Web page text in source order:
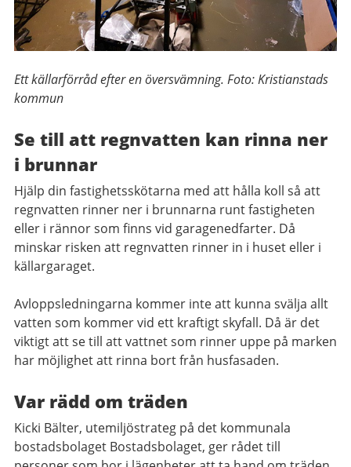
Ett källarförråd efter en översvämning. Foto: Kristianstads
kommun
Se till att regnvatten kan rinna ner
i brunnar
Hjälp din fastighetsskötarna med att hålla koll så att
regnvatten rinner ner i brunnarna runt fastigheten
eller i rännor som finns vid garagenedfarter. Då
minskar risken att regnvatten rinner in i huset eller i
källargaraget.
Avloppsledningarna kommer inte att kunna svälja allt
vatten som kommer vid ett kraftigt skyfall. Då är det
viktigt att se till att vattnet som rinner uppe på marken
har möjlighet att rinna bort från husfasaden.
Var rädd om träden
Kicki Bälter, utemiljöstrateg på det kommunala
bostadsbolaget Bostadsbolaget, ger rådet till